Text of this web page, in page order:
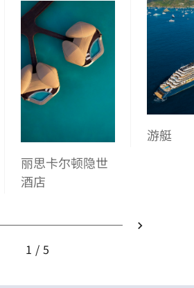
丽思卡尔顿隐世
酒店
游艇
2 3 4 5 下一页
1 5